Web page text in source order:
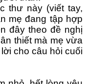
thư này (viết tay,
mẹ đang tập hợp
đây theo đề nghị
thiết mà mẹ vừa
cho câu hỏi cuối